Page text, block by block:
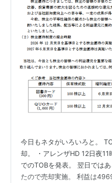
今日もネタがいろいろと。
却。 ・アレンザHD 12日夜
でのTOBを発表。 翌日では
たので売却実施。 利益は